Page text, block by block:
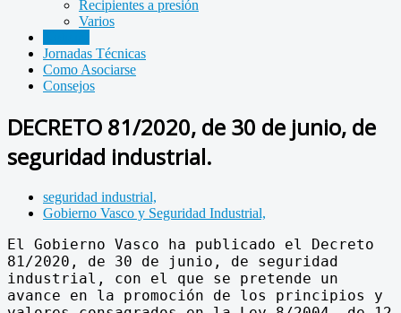
Recipientes a presión
Varios
Jornadas Técnicas
Como Asociarse
Consejos
DECRETO 81/2020, de 30 de junio, de
seguridad industrial.
seguridad industrial,
Gobierno Vasco y Seguridad Industrial,
El Gobierno Vasco ha publicado el Decreto
81/2020, de 30 de junio, de seguridad
industrial, con el que se pretende un
avance en la promoción de los principios y